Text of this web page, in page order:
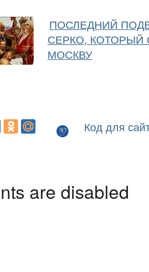
ПОСЛЕДНИЙ
СЕРКО, КОТОРЫЙ
МОСКВУ
Код для
are disabled